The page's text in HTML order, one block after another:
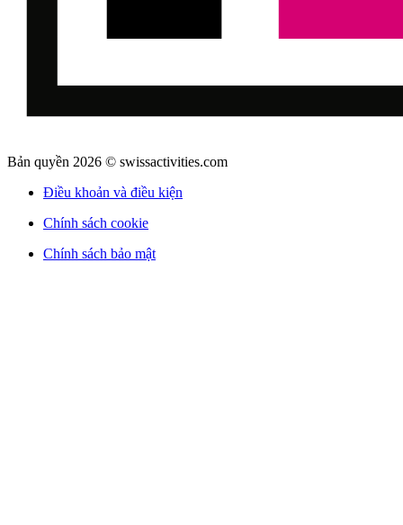
Bản quyền 2026 © swissactivities.com
Điều khoản và điều kiện
Chính sách cookie
Chính sách bảo mật